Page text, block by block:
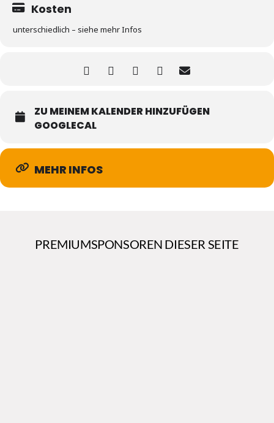
Kosten
unterschiedlich – siehe mehr Infos
ZU MEINEM KALENDER HINZUFÜGEN
GOOGLECAL
MEHR INFOS
PREMIUMSPONSOREN DIESER SEITE